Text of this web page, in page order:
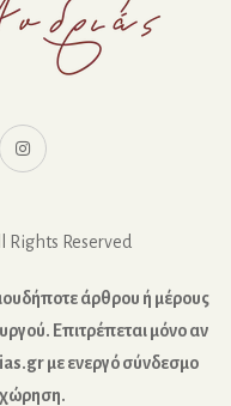
Rights Reserved
άρθρου ή μέρους
Επιτρέπεται μόνο αν
με ενεργό σύνδεσμο